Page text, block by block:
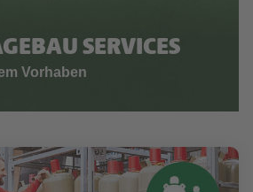
SERVICES
Vorhaben